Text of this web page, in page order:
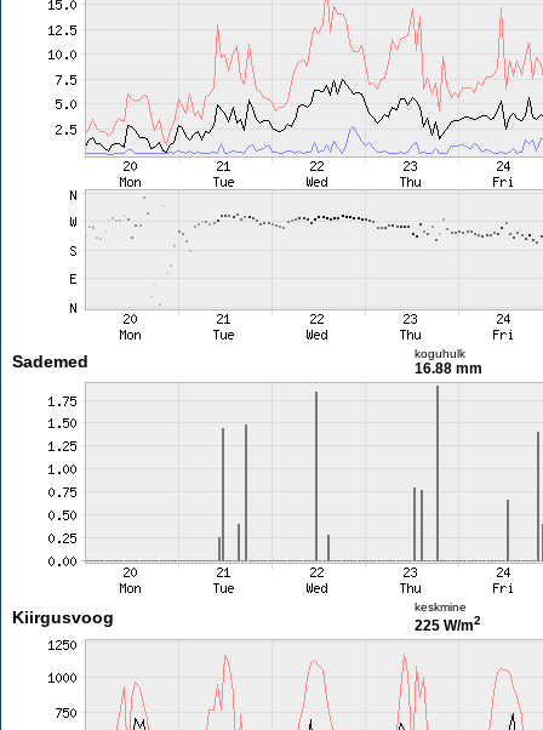
Sademed koguhulk
16.88 mm
Kiirgusvoog
keskmine
225 W/m2